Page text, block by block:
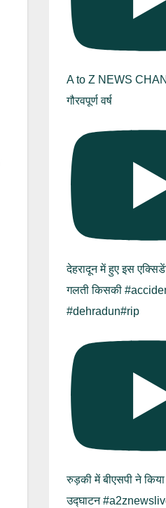
A to Z NEWS
गौरवपूर्ण वर्ष
देहरादून में हुए इस
गलती किसकी
#dehradun#rip
रुड़की में बीएसपी ने किया
उद्घाटन